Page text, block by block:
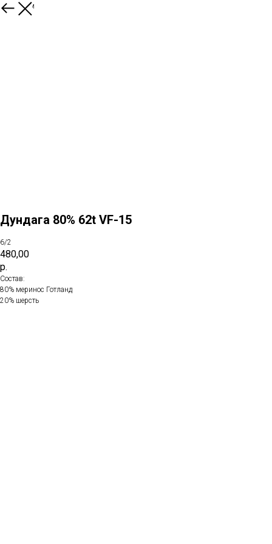
К товарам
Дундага 80% 62t VF-15
6/2
480,00
р.
Состав:
80% меринос Готланд
20% шерсть